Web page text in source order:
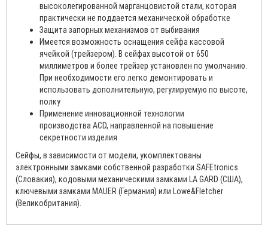
высоколегированной марганцовистой стали, которая
практически не поддается механической обработке
Защита запорных механизмов от выбивания
Имеется возможность оснащения сейфа кассовой
ячейкой (трейзером). В сейфах высотой от 650
миллиметров и более трейзер установлен по умолчанию.
При необходимости его легко демонтировать и
использовать дополнительную, регулируемую по высоте,
полку
Применение инновационной технологии
производства ACD, направленной на повышение
секретности изделия
Сейфы, в зависимости от модели, укомплектованы
электронными замками собственной разработки SAFEtronics
(Словакия), кодовыми механическими замками LA GARD (США),
ключевыми замками MAUER (Германия) или Lowe&Fletcher
(Великобритания).